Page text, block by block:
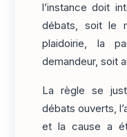
l’instance doit
débats, soit le
plaidoirie, la
demandeur, soit
La règle se
débats ouverts,
et la cause a